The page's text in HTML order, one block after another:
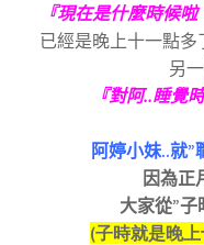
『現在是什麼時候啦
已經是晚上十一點多
另
『對阿..睡覺
阿婷小妹..就”
因為正
大家從”子
(子時就是晚